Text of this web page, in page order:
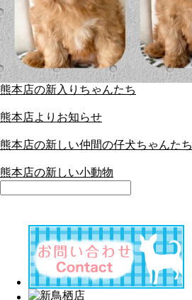
熊本店の新入りちゃんたち
熊本店よりお知らせ
熊本店の新しい仲間の仔犬ちゃんたち
熊本店の新しい小動物